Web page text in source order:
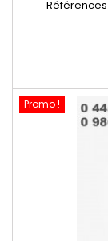
Références
0986435080 , 0
435
motorisation
Promo !